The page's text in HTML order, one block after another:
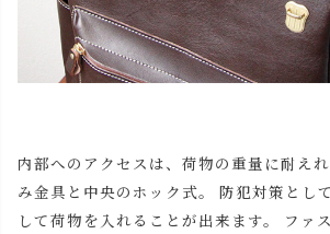
内部へのアクセスは、荷物の重量に耐え
み金具と中央のホック式。 防犯対策とし
して荷物を入れることが出来ます。 ファ